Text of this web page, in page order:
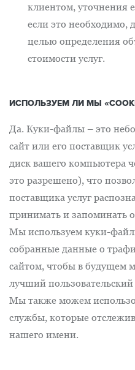
клиентом, уточнения
если это необходимо,
целью определения
стоимости услуг.
ИСПОЛЬЗУЕМ ЛИ МЫ
Да. Куки-файлы – это
сайт или его поставщик
диск вашего компьютера
это разрешено), что
поставщика услуг
принимать и запоминать
Мы используем куки-
собранные данные о
сайтом, чтобы в будущем
лучший
Мы также можем
службы, которые
нашего имени.